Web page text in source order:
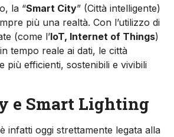
la “Smart City” (Città intelligente)
più una realtà. Con l’utilizzo di
(come l’IoT, Internet of Things)
tempo reale ai dati, le città
più efficienti, sostenibili e vivibili
e Smart Lighting
infatti oggi strettamente legata alla